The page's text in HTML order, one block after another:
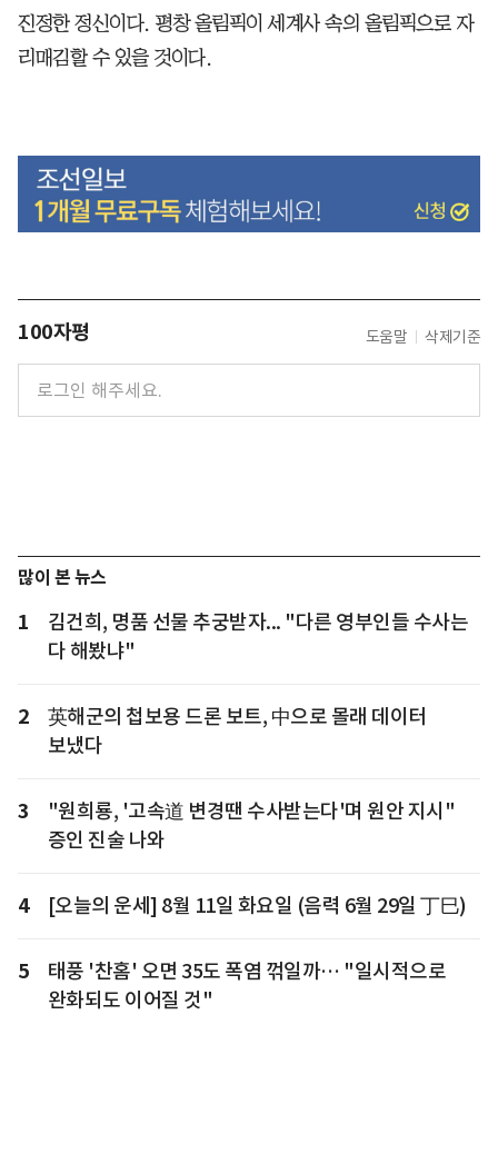
진정한 정신이다. 평창 올림픽이 세계사 속의 올림픽으로 자
리매김할 수 있을 것이다.
100자평 도움말 삭제기준
많이 본 뉴스
1
김건희, 명품 선물 추궁받자... "다른 영부인들 수사는
다 해봤냐"
2
英해군의 첩보용 드론 보트, 中으로 몰래 데이터
보냈다
3
"원희룡, '고속道 변경땐 수사받는다'며 원안 지시"
증인 진술 나와
4 [오늘의 운세] 8월 11일 화요일 (음력 6월 29일 丁巳)
5
태풍 '찬홈' 오면 35도 폭염 꺾일까… "일시적으로
완화되도 이어질 것"